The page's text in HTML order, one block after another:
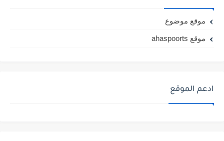
موقع موضوع
موقع ahaspoorts
ادعم الموقع